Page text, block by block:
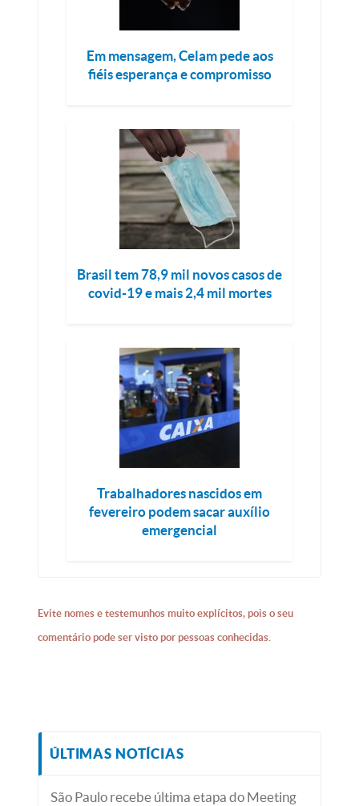
Em mensagem, Celam pede aos
fiéis esperança e compromisso
Brasil tem 78,9 mil novos casos de
covid-19 e mais 2,4 mil mortes
Trabalhadores nascidos em
fevereiro podem sacar auxílio
emergencial
Evite nomes e testemunhos muito explícitos, pois o seu
comentário pode ser visto por pessoas conhecidas.
ÚLTIMAS NOTÍCIAS
São Paulo recebe última etapa do Meeting